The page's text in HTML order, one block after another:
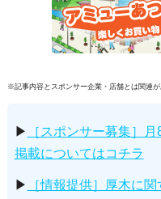
※記事内容とスポンサー企業・店舗とは関連が
▶
［スポンサー募集］
掲載についてはコチラ
▶
［情報提供］厚木に